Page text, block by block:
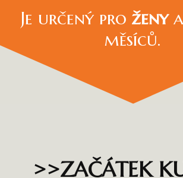
Je určený proženy
měsíců.
>>ZAČÁTEK